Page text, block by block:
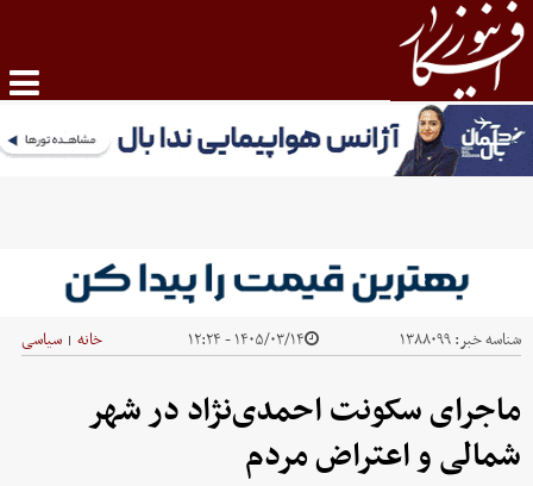
شناسه خبر:۱۳۸۸۰۹۹ ۱۴۰۵/۰۳/۱۴ - ۱۲:۲۴ خانه | سیاسی
ماجرای سکونت احمدی‌نژاد در شهر
شمالی و اعتراض مردم